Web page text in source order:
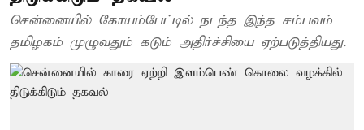
சென்னையில் கோயம்பேட்டில் நடந்த இந்த சம்பவம்
தமிழகம் முழுவதும் கடும் அதிர்ச்சியை ஏற்படுத்தியது.